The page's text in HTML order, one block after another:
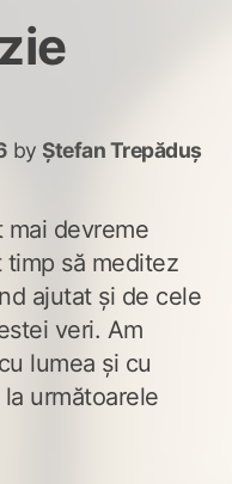
by Ștefan Trepăduș
devreme
să meditez
ajutat și de cele
veri. Am
lumea și cu
următoarele